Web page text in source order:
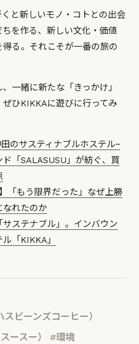
と新しいモノ・コトとの出会
を作る、新しい文化・価値
る。それこそが一番の旅の
一緒に新たな「きっかけ」
ひKIKKAに遊びに行ってみ
のサスティナブルホステル~
「SALASUSU」が紡ぐ、買
「もう限界だった」なぜ上勝
なれたのか
サステナブル」。インバウン
「KIKKA」
ビーンズコーヒー）
ースー） #環境